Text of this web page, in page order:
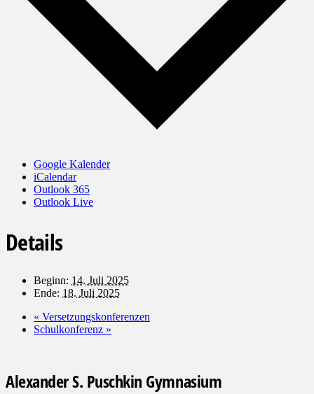
Google Kalender
iCalendar
Outlook 365
Outlook Live
Details
Beginn: 14. Juli 2025
Ende: 18. Juli 2025
« Versetzungskonferenzen
Schulkonferenz »
Alexander S. Puschkin Gymnasium